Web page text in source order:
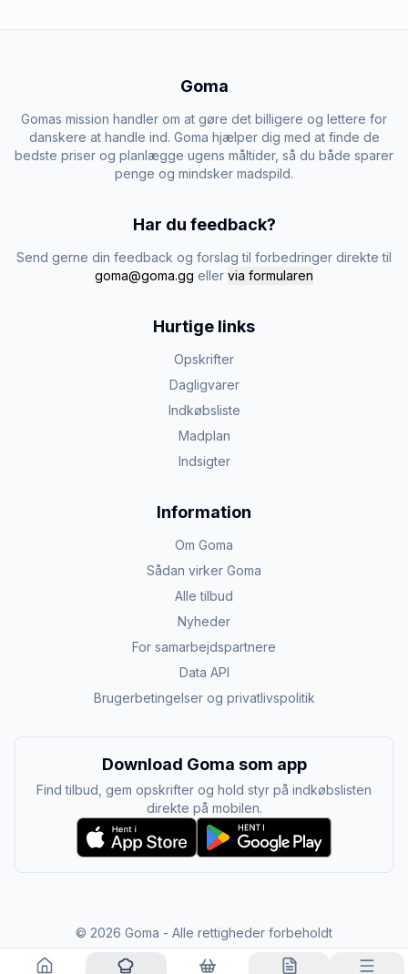
Goma
Gomas mission handler om at gøre det billigere og lettere for
danskere at handle ind. Goma hjælper dig med at finde de
bedste priser og planlægge ugens måltider, så du både sparer
penge og mindsker madspild.
Har du feedback?
Send gerne din feedback og forslag til forbedringer direkte til
goma@goma.gg eller via formularen
Hurtige links
Opskrifter
Dagligvarer
Indkøbsliste
Madplan
Indsigter
Information
Om Goma
Sådan virker Goma
Alle tilbud
Nyheder
For samarbejdspartnere
Data API
Brugerbetingelser og privatlivspolitik
Download Goma som app
Find tilbud, gem opskrifter og hold styr på indkøbslisten
direkte på mobilen.
© 2026 Goma - Alle rettigheder forbeholdt